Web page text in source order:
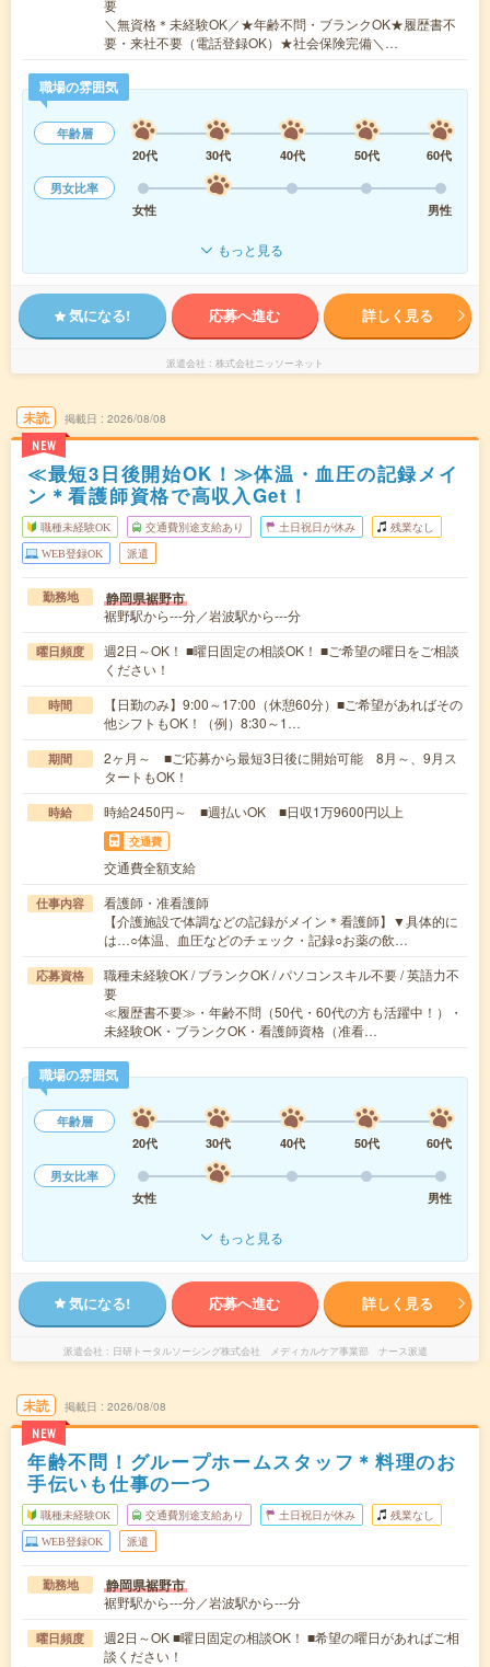
要
＼無資格＊未経験OK／★年齢不問・ブランクOK★履歴書不
要・来社不要（電話登録OK）★社会保険完備＼…
職場の雰囲気
年齢層
20代
30代 40代 50代
60代
男女比率
女性
男性
もっと見る
気になる! 応募へ進む 詳しく見る
派遣会社 株式会社ニッソーネット
未読
NEW
掲載日 2026/08/08
≪最短3日後開始OK！≫体温・血圧の記録メイ
ン＊看護師資格で高収入Get！
職種未経験OK 交通費別途支給あり 土日祝日が休み 残業なし
WEB登録OK 派遣
勤務地 静岡県裾野市
裾野駅から---分／岩波駅から---分
曜日頻度
週2日～OK！ ■曜日固定の相談OK！ ■ご希望の曜日をご相談
ください！
時間
【日勤のみ】9:00～17:00（休憩60分）■ご希望があればその
他シフトもOK！（例）8:30～1…
期間
2ヶ月～ ■ご応募から最短3日後に開始可能 8月～、9月ス
タートもOK！
時給 時給2450円～ ■週払いOK ■日収1万9600円以上
交通費
交通費全額支給
仕事内容
看護師・准看護師
【介護施設で体調などの記録がメイン＊看護師】▼具体的に
は…○体温、血圧などのチェック・記録○お薬の飲…
応募資格
職種未経験OK / ブランクOK / パソコンスキル不要 / 英語力不
要
≪履歴書不要≫・年齢不問（50代・60代の方も活躍中！）・
未経験OK・ブランクOK・看護師資格（准看…
職場の雰囲気
年齢層
20代
30代 40代 50代
60代
男女比率
女性
男性
もっと見る
気になる! 応募へ進む 詳しく見る
派遣会社 日研トータルソーシング株式会社 メディカルケア事業部 ナース派遣
未読
NEW
掲載日 2026/08/08
年齢不問！グループホームスタッフ＊料理のお
手伝いも仕事の一つ
職種未経験OK 交通費別途支給あり 土日祝日が休み 残業なし
WEB登録OK 派遣
勤務地 静岡県裾野市
裾野駅から---分／岩波駅から---分
曜日頻度
週2日～OK ■曜日固定の相談OK！ ■希望の曜日があればご相
談ください！